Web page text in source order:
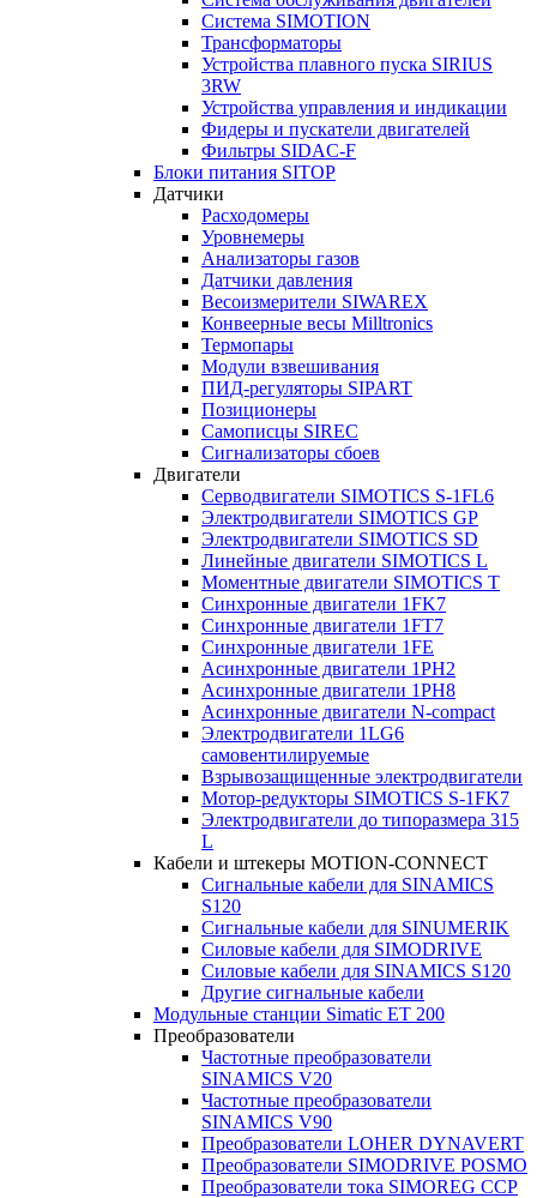
Система SIMOTION
Трансформаторы
Устройства плавного пуска SIRIUS
3RW
Устройства управления и индикации
Фидеры и пускатели двигателей
Фильтры SIDAC-F
Блоки питания SITOP
Датчики
Расходомеры
Уровнемеры
Анализаторы газов
Датчики давления
Весоизмерители SIWAREX
Конвеерные весы Milltronics
Термопары
Модули взвешивания
ПИД-регуляторы SIPART
Позиционеры
Самописцы SIREC
Сигнализаторы сбоев
Двигатели
Серводвигатели SIMOTICS S-1FL6
Электродвигатели SIMOTICS GP
Электродвигатели SIMOTICS SD
Линейные двигатели SIMOTICS L
Моментные двигатели SIMOTICS T
Синхронные двигатели 1FK7
Синхронные двигатели 1FT7
Синхронные двигатели 1FE
Асинхронные двигатели 1PH2
Асинхронные двигатели 1PH8
Асинхронные двигатели N-compact
Электродвигатели 1LG6
cамовентилируемые
Взрывозащищенные электродвигатели
Мотор-редукторы SIMOTICS S-1FK7
Электродвигатели до типоразмера 315
L
Кабели и штекеры MOTION-CONNECT
Сигнальные кабели для SINAMICS
S120
Сигнальные кабели для SINUMERIK
Силовые кабели для SIMODRIVE
Силовые кабели для SINAMICS S120
Другие сигнальные кабели
Модульные станции Simatic ET 200
Преобразователи
Частотные преобразователи
SINAMICS V20
Частотные преобразователи
SINAMICS V90
Преобразователи LOHER DYNAVERT
Преобразователи SIMODRIVE POSMO
Преобразователи тока SIMOREG CCP